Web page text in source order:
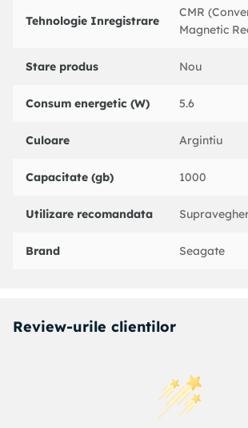
Tehnologie Inregistrare
CMR
Magnetic
Stare produs Nou
Consum energetic (W) 5.6
Culoare Argintiu
Capacitate (gb) 1000
Utilizare recomandata
Brand Seagate
Review-urile clientilor